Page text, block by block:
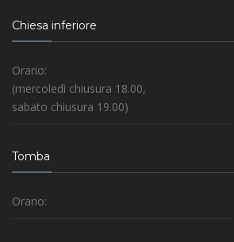
Chiesa inferiore
Orario:
(mercoledì chiusura 18.00,
sabato chiusura 19.00)
Tomba
Orario: